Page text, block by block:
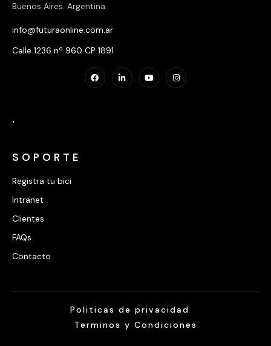
Buenos Aires. Argentina.
info@futuraonline.com.ar
Calle 1236 nº 960 CP 1891
.
SOPORTE
Registra tu bici
Intranet
Clientes
FAQs
Contacto
Politicas de privacidad
Terminos y Condiciones